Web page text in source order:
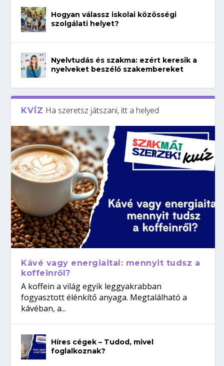
Hogyan válassz iskolai közösségi
szolgálati helyet?
Nyelvtudás és szakma: ezért keresik a
nyelveket beszélő szakembereket
KVÍZ Ha szeretsz játszani, itt a helyed
Kávé vagy energiaital: mennyit tudsz a
koffeinről?
A koffein a világ egyik leggyakrabban
fogyasztott élénkítő anyaga. Megtalálható a
kávéban, a...
Híres cégek – Tudod, mivel
foglalkoznak?